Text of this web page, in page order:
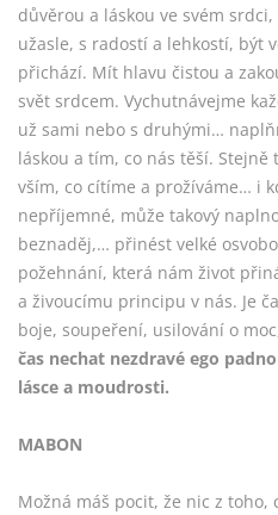
důvěrou a láskou ve svém
užasle, s radostí a lehkostí, být
přichází. Mít hlavu čistou a
svět srdcem. Vychutnávejme
už sami nebo s druhými…
láskou a tím, co nás těší.
vším, co cítíme a prožíváme… i
nepříjemné, může takový
beznaděj,… přinést velké
požehnání, která nám život
a živoucímu principu v nás. Je
boje, soupeření, usilování o
čas nechat nezdravé ego
lásce a moudrosti.
MABON
Možná máš pocit, že nic z